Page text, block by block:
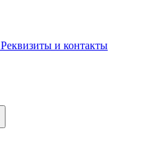
Реквизиты и контакты